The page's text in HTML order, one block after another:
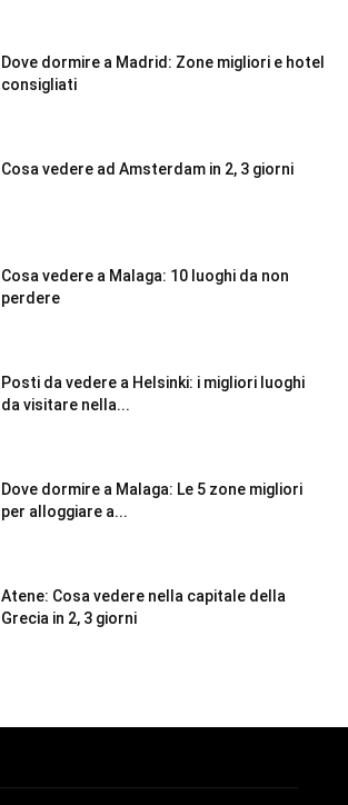
Dove dormire a Madrid: Zone migliori e hotel
consigliati
Cosa vedere ad Amsterdam in 2, 3 giorni
Cosa vedere a Malaga: 10 luoghi da non
perdere
Posti da vedere a Helsinki: i migliori luoghi
da visitare nella...
Dove dormire a Malaga: Le 5 zone migliori
per alloggiare a...
Atene: Cosa vedere nella capitale della
Grecia in 2, 3 giorni